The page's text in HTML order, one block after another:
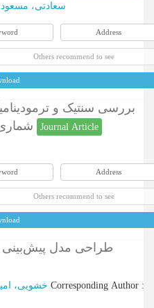
سعادتی، مسعود
Address
Others recommend to see
ﺑﺮرﺳﯽ ﺳﻨﺘﯿﮏ و
Journal Article
Address
Others recommend to see
طراحی مدل
خشویی، Corresponding Author :